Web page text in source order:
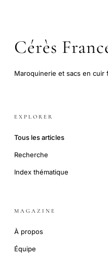
Cérès
Maroquinerie et sacs en cuir
EXPLORER
Tous les articles
Recherche
Index thématique
MAGAZINE
À propos
Équipe